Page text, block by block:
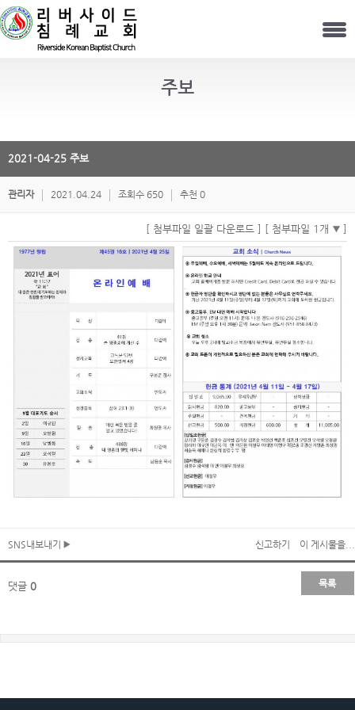
주보
2021-04-25 주보
관리자 2021.04.24 조회수 650 추천 0
[ 첨부파일 일괄 다운로드 ] [ 첨부파일 1개 ]
SNS내보내기 신고하기 이 게시물을...
댓글 0 목록